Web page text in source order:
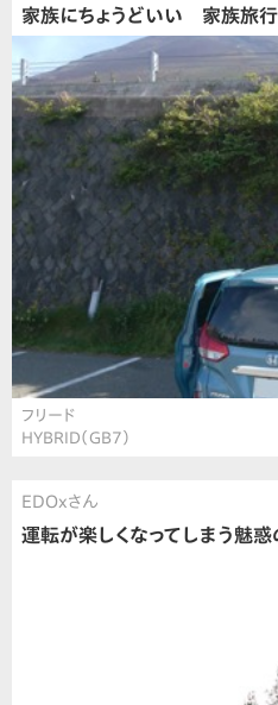
家族にちょうどいい 家族旅
フリード
HYBRID（GB7）
EDOxさん
運転が楽しくなってしまう魅惑